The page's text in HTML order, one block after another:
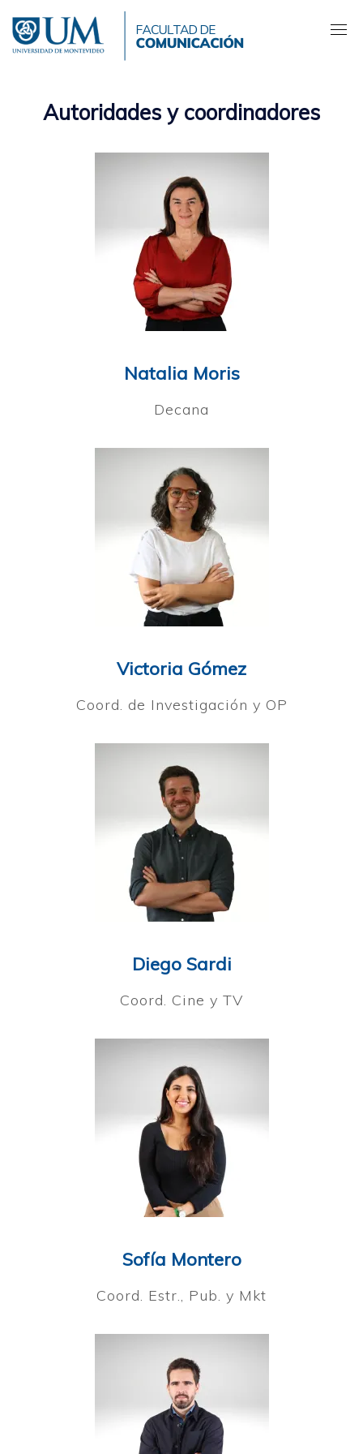
contenido
principal
Autoridades y coordinadores
Natalia Moris
Decana
Victoria Gómez
Coord. de Investigación y OP
Diego Sardi
Coord. Cine y TV
Sofía Montero
Coord. Estr., Pub. y Mkt